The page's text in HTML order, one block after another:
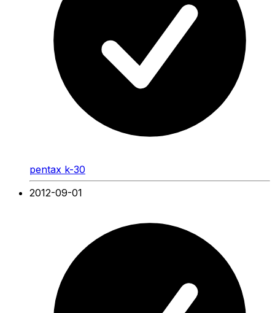
pentax k-30
2012-09-01